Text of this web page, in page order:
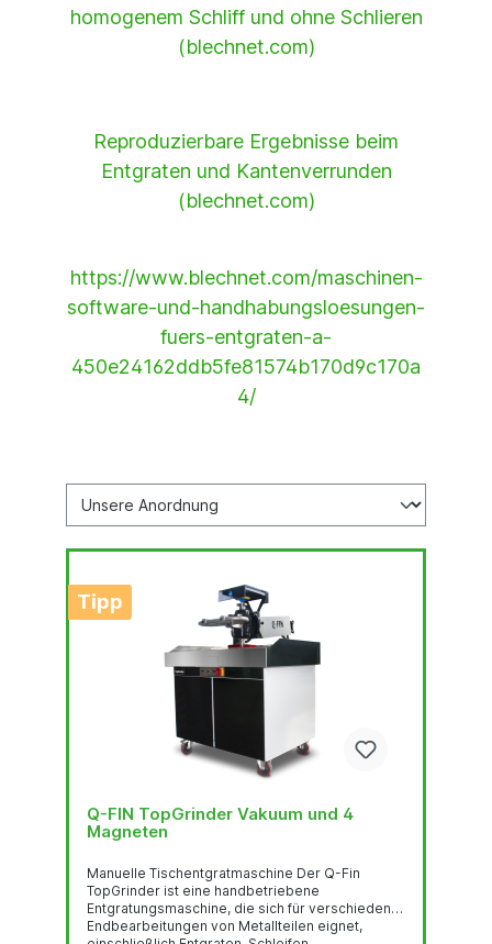
homogenem Schliff und ohne Schlieren
(blechnet.com)
Reproduzierbare Ergebnisse beim
Entgraten und Kantenverrunden
(blechnet.com)
https://www.blechnet.com/maschinen-
software-und-handhabungsloesungen-
fuers-entgraten-a-
450e24162ddb5fe81574b170d9c170a
4/
Tipp
Q-FIN TopGrinder Vakuum und 4
Magneten
Manuelle Tischentgratmaschine Der Q-Fin
TopGrinder ist eine handbetriebene
Entgratungsmaschine, die sich für verschiedene
Endbearbeitungen von Metallteilen eignet,